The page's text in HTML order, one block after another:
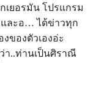
เยอรมัน โปรแกรม
และอ… ได้ข่าวทุก
ของตัวเองอ่ะ
า..ท่านเป็นศิราณี